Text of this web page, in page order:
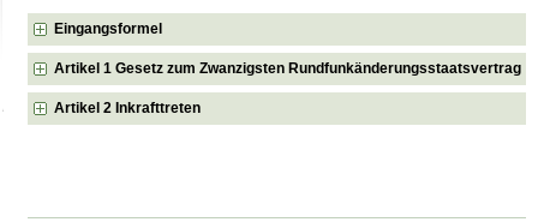
Eingangsformel
Artikel 1 Gesetz zum Zwanzigsten Rundfunkänderungsstaatsvertrag
Artikel 2 Inkrafttreten